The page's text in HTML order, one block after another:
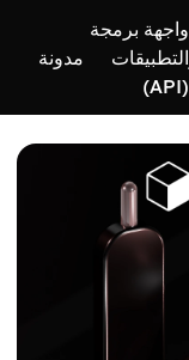
واجهة برمجة
التطبيقات
(API)
مدونة